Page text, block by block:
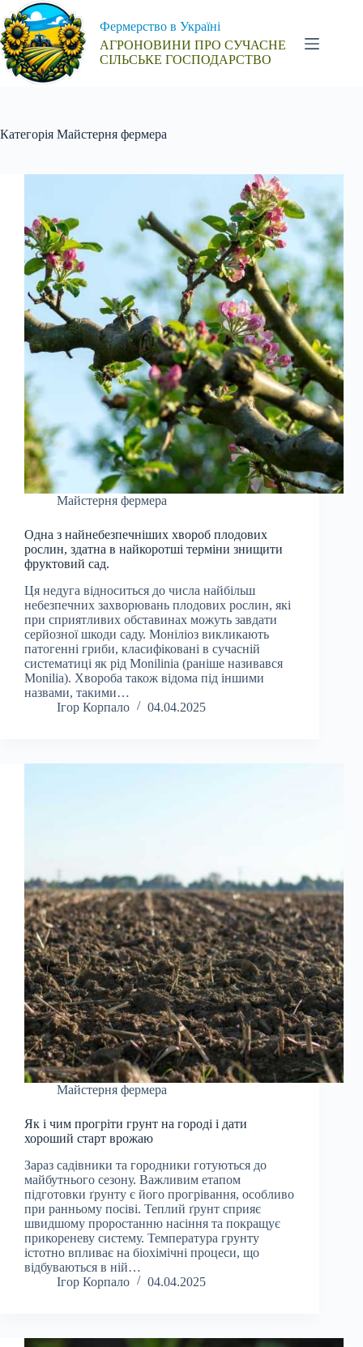
Перейти
до
вмісту
Фермерство в Україні
АГРОНОВИНИ ПРО СУЧАСНЕ
СІЛЬСЬКЕ ГОСПОДАРСТВО
Категорія Майстерня фермера
Майстерня фермера
Одна з найнебезпечніших хвороб плодових
рослин, здатна в найкоротші терміни знищити
фруктовий сад.
Ця недуга відноситься до числа найбільш
небезпечних захворювань плодових рослин, які
при сприятливих обставинах можуть завдати
серйозної шкоди саду. Моніліоз викликають
патогенні гриби, класифіковані в сучасній
систематиці як рід Monilinia (раніше називався
Monilia). Хвороба також відома під іншими
назвами, такими…
Ігор Корпало
04.04.2025
Майстерня фермера
Як і чим прогріти грунт на городі і дати
хороший старт врожаю
Зараз садівники та городники готуються до
майбутнього сезону. Важливим етапом
підготовки ґрунту є його прогрівання, особливо
при ранньому посіві. Теплий ґрунт сприяє
швидшому проростанню насіння та покращує
прикореневу систему. Температура грунту
істотно впливає на біохімічні процеси, що
відбуваються в ній…
Ігор Корпало
04.04.2025